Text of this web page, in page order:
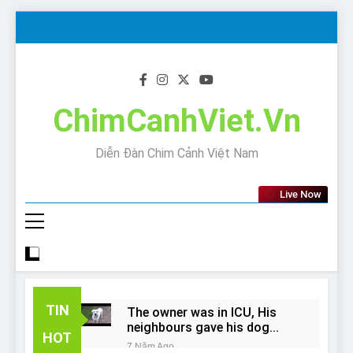
ChimCanhViet.Vn
Diễn Đàn Chim Cảnh Việt Nam
Live Now
TIN
HOT
The owner was in ICU, His
neighbours gave his dog
away!
7 Năm Ago